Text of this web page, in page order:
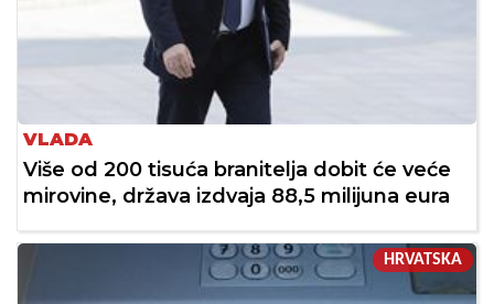
VLADA
Više od 200 tisuća branitelja dobit će veće
mirovine, država izdvaja 88,5 milijuna eura
HRVATSKA